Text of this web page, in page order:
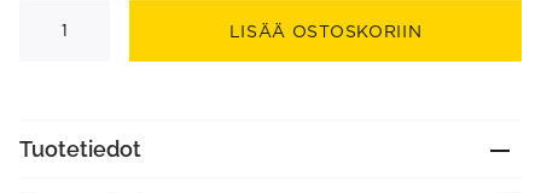
riippuvalaisin
LISÄÄ OSTOSKORIIN
Tuotetiedot